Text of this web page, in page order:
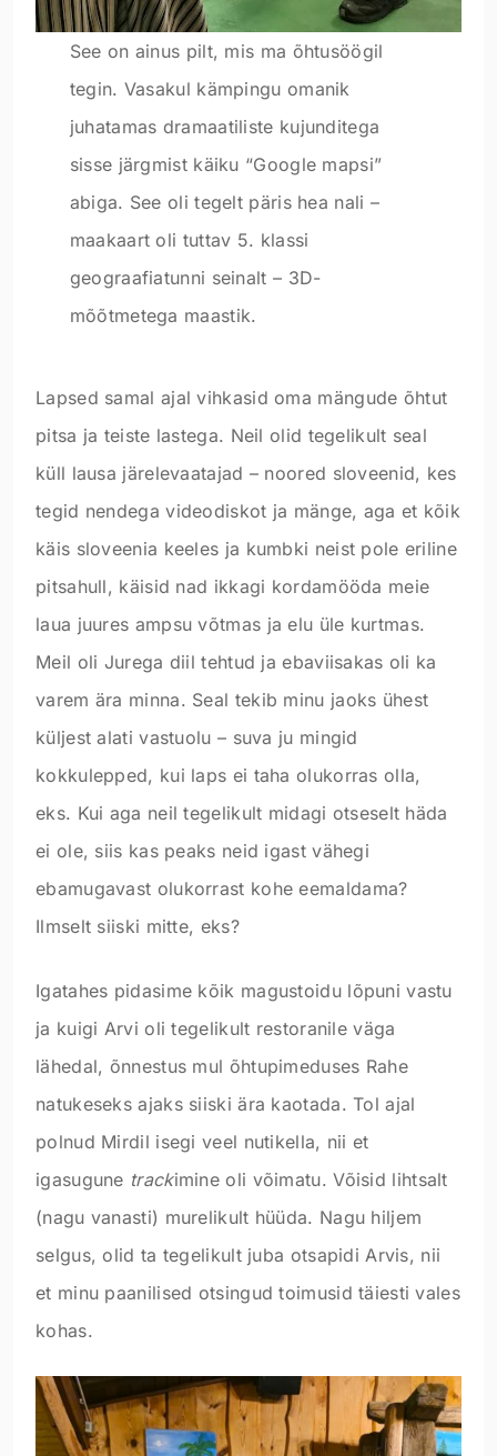
See on ainus pilt, mis ma õhtusöögil
tegin. Vasakul kämpingu omanik
juhatamas dramaatiliste kujunditega
sisse järgmist käiku “Google mapsi”
abiga. See oli tegelt päris hea nali –
maakaart oli tuttav 5. klassi
geograafiatunni seinalt – 3D-
mõõtmetega maastik.
Lapsed samal ajal vihkasid oma mängude õhtut
pitsa ja teiste lastega. Neil olid tegelikult seal
küll lausa järelevaatajad – noored sloveenid, kes
tegid nendega videodiskot ja mänge, aga et kõik
käis sloveenia keeles ja kumbki neist pole eriline
pitsahull, käisid nad ikkagi kordamööda meie
laua juures ampsu võtmas ja elu üle kurtmas.
Meil oli Jurega diil tehtud ja ebaviisakas oli ka
varem ära minna. Seal tekib minu jaoks ühest
küljest alati vastuolu – suva ju mingid
kokkulepped, kui laps ei taha olukorras olla,
eks. Kui aga neil tegelikult midagi otseselt häda
ei ole, siis kas peaks neid igast vähegi
ebamugavast olukorrast kohe eemaldama?
Ilmselt siiski mitte, eks?
Igatahes pidasime kõik magustoidu lõpuni vastu
ja kuigi Arvi oli tegelikult restoranile väga
lähedal, õnnestus mul õhtupimeduses Rahe
natukeseks ajaks siiski ära kaotada. Tol ajal
polnud Mirdil isegi veel nutikella, nii et
igasugune trackimine oli võimatu. Võisid lihtsalt
(nagu vanasti) murelikult hüüda. Nagu hiljem
selgus, olid ta tegelikult juba otsapidi Arvis, nii
et minu paanilised otsingud toimusid täiesti vales
kohas.